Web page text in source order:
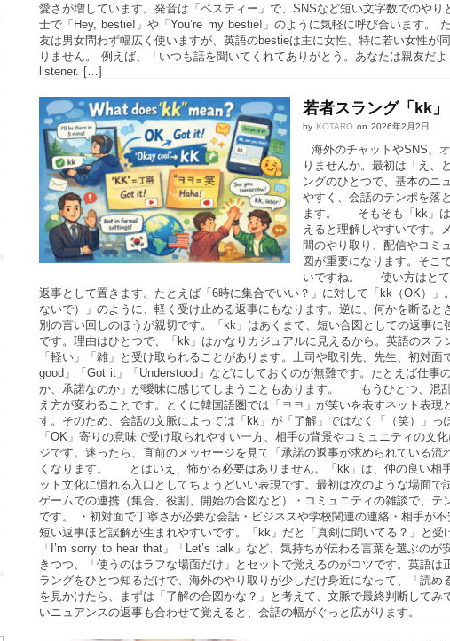
愛さが増しています。発音は「ベスティー」で、SNSなど短い文字数でのや
士で「Hey, bestie!」や「You’re my bestie!」のように気軽に呼び合います。
友は男女問わず幅広く使いますが、英語のbestieは主に女性、特に若い女性が
りません。 例えば、「いつも話を聞いてくれてありがとう。あなたは親友だ
listener. […]
若者スラング「kk
by KOTARO on 2026年2月2日
海外のチャットやSNS、
りませんか。最初は「え、
ングのひとつで、基本のニ
やすく、会話のテンポを落
ます。 そもそも「kk」は
えると理解しやすいです。
間のやり取り、配信やコミ
図が重要になります。そこ
いですね。 使い方はとて
返事として置きます。たとえば「6時に集合でいい？」に対して「kk（OK）
ないで）」のように、軽く受け止める返事にもなります。逆に、何かを断る
別の言い回しのほうが親切です。「kk」はあくまで、短い合図としての返
です。理由はひとつで、「kk」はかなりカジュアルに見えるから。英語のス
「軽い」「雑」と受け取られることがあります。上司や取引先、先生、初対
good」「Got it」「Understood」などにしておくのが無難です。たとえば仕
か、承諾なのか」が曖昧に感じてしまうこともあります。 もうひとつ、混
え方が変わることです。とくに韓国語圏では「ㅋㅋ」が笑いを表すネット表
す。そのため、会話の文脈によっては「kk」が「了解」ではなく「（笑）」
「OK」寄りの意味で受け取られやすい一方、相手の背景やコミュニティの
ジです。迷ったら、直前のメッセージを見て「承諾の返事が求められている
くなります。 とはいえ、怖がる必要はありません。「kk」は、仲の良い相
ット文化に慣れる入口としてちょうどいい表現です。最初は次のような場面
ゲームでの連携（集合、役割、開始の合図など）・コミュニティの雑談で
です。 ・初対面で丁寧さが必要な会話・ビジネスや学校関連の連絡・相手
短い返事ほど誤解が生まれやすいです。「kk」だと「真剣に聞いてる？」と
「I’m sorry to hear that」「Let’s talk」など、気持ちが伝わる言葉を選ぶ
きつつ、「使うのはラフな場面だけ」とセットで覚えるのがコツです。英語
ラングをひとつ知るだけで、海外のやり取りが少しだけ身近になって、「読
を見かけたら、まずは「了解の合図かな？」と考えて、文脈で最終判断して
いニュアンスの返事も合わせて覚えると、会話の幅がぐっと広がります。